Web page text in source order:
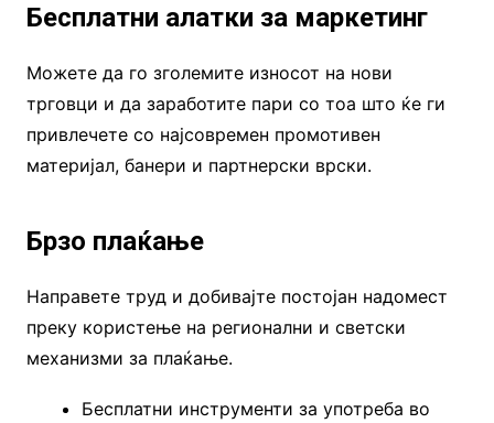
Бесплатни алатки за маркетинг
Можете да го зголемите износот на нови
трговци и да заработите пари со тоа што ќе ги
привлечете со најсовремен промотивен
материјал, банери и партнерски врски.
Брзо плаќање
Направете труд и добивајте постојан надомест
преку користење на регионални и светски
механизми за плаќање.
Бесплатни инструменти за употреба во